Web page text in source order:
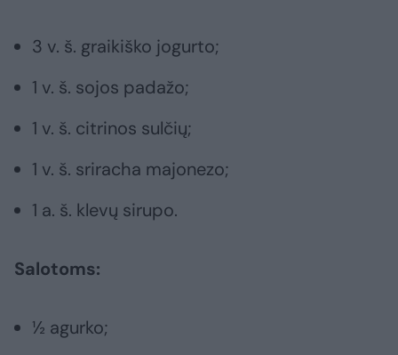
3 v. š. graikiško jogurto;
1 v. š. sojos padažo;
1 v. š. citrinos sulčių;
1 v. š. sriracha majonezo;
1 a. š. klevų sirupo.
Salotoms:
½ agurko;